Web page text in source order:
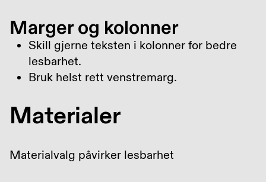
Marger og kolonner
Skill gjerne teksten i kolonner for bedre
lesbarhet.
Bruk helst rett venstremarg.
Materialer
Materialvalg påvirker lesbarhet